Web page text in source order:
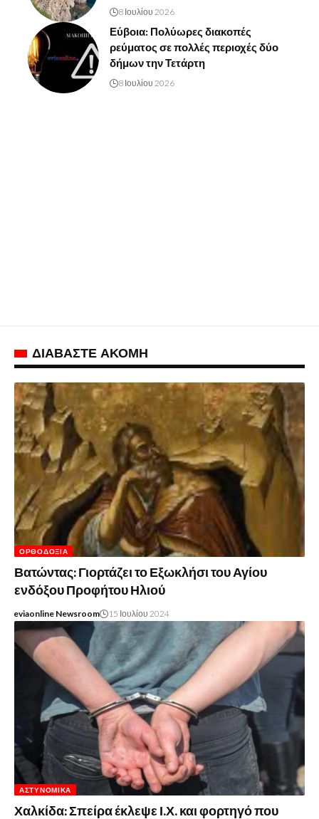
8 Ιουλίου 2026
Εύβοια: Πολύωρες διακοπές
ρεύματος σε πολλές περιοχές δύο
δήμων την Τετάρτη
8 Ιουλίου 2026
ΔΙΑΒΑΣΤΕ ΑΚΟΜΗ
ΟΡΘΟΔΟΞΊΑ
Βατώντας: Γιορτάζει το Εξωκλήσι του Αγίου
ενδόξου Προφήτου Ηλιού
eviaonline Newsroom 15 Ιουλίου 2024
ΑΣΤΥΝΟΜΙΚΆ
Χαλκίδα: Σπείρα έκλεψε Ι.Χ. και φορτηγό που